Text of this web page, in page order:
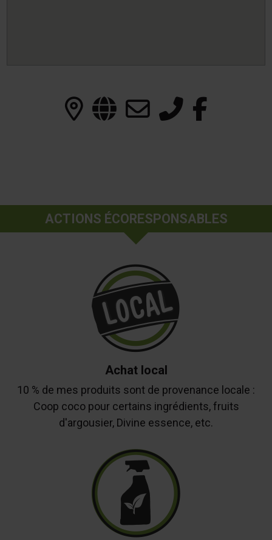
ACTIONS ÉCORESPONSABLES
Achat local
10 % de mes produits sont de provenance locale :
Coop coco pour certains ingrédients, fruits
d'argousier, Divine essence, etc.